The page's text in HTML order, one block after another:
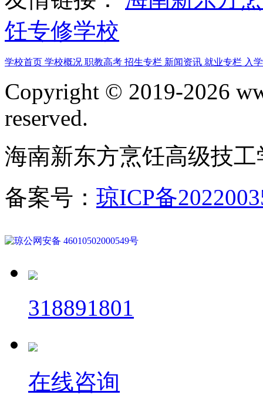
饪专修学校
学校首页 学校概况 职教高考 招生专栏 新闻资讯 就业专栏 入
Copyright © 2019-2026
reserved.
海南新东方烹饪高级技
备案号： 琼ICP备
琼公网安备 46010502000549号
318891801
在线咨询